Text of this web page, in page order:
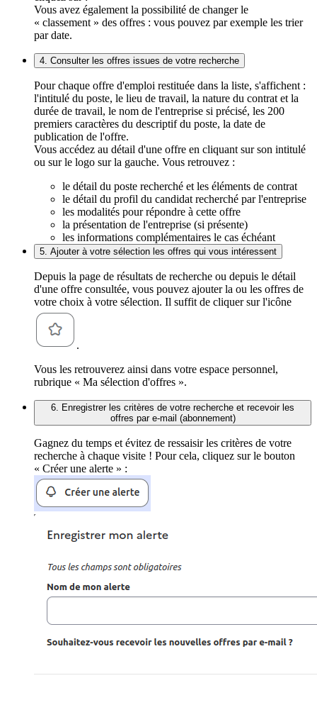
Vous avez également la possibilité de changer le
« classement » des offres : vous pouvez par exemple les trier
par date.
4. Consulter les offres issues de votre recherche
Pour chaque offre d'emploi restituée dans la liste, s'affichent :
l'intitulé du poste, le lieu de travail, la nature du contrat et la
durée de travail, le nom de l'entreprise si précisé, les 200
premiers caractères du descriptif du poste, la date de
publication de l'offre.
Vous accédez au détail d'une offre en cliquant sur son intitulé
ou sur le logo sur la gauche. Vous retrouvez :
le détail du poste recherché et les éléments de contrat
le détail du profil du candidat recherché par l'entreprise
les modalités pour répondre à cette offre
la présentation de l'entreprise (si présente)
les informations complémentaires le cas échéant
5. Ajouter à votre sélection les offres qui vous intéressent
Depuis la page de résultats de recherche ou depuis le détail
d'une offre consultée, vous pouvez ajouter la ou les offres de
votre choix à votre sélection. Il suffit de cliquer sur l'icône
.
Vous les retrouverez ainsi dans votre espace personnel,
rubrique « Ma sélection d'offres ».
6. Enregistrer les critères de votre recherche et recevoir les
offres par e-mail (abonnement)
Gagnez du temps et évitez de ressaisir les critères de votre
recherche à chaque visite ! Pour cela, cliquez sur le bouton
« Créer une alerte » :